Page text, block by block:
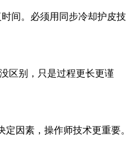
间。必须用同步冷却护皮技
区别，只是过程更长更谨
因素，操作师技术更重要。